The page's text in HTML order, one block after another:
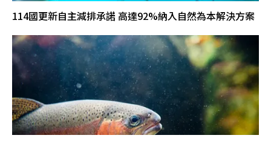
114國更新自主減排承諾 高達92%納入自然為本解決方案